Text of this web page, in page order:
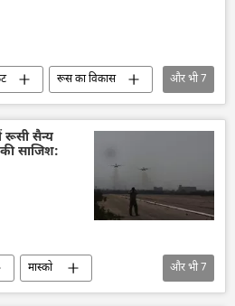
रूस का विकास
यूक्रेन
जवाबी हमला
और भी7
रूसी सैन्य
साजिश:
मास्को
आपातकाल
और भी7